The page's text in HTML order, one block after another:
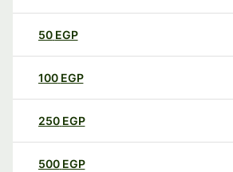
50 EGP
100 EGP
250 EGP
500 EGP